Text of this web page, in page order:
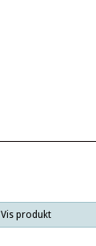
Vis produkt